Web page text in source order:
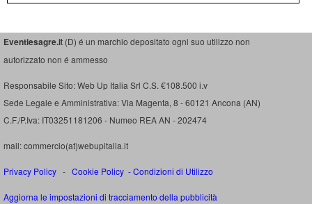
Eventiesagre.it (D) é un marchio depositato ogni suo utilizzo non
autorizzato non é ammesso
Responsabile Sito: Web Up Italia Srl C.S. €108.500 i.v
Sede Legale e Amministrativa: Via Magenta, 8 - 60121 Ancona (AN)
C.F./P.Iva: IT03251181206 - Numeo REA AN - 202474
mail: commercio(at)webupitalia.it
Privacy Policy - Cookie Policy -Condizioni di Utilizzo
Aggiorna le impostazioni di tracciamento della pubblicità